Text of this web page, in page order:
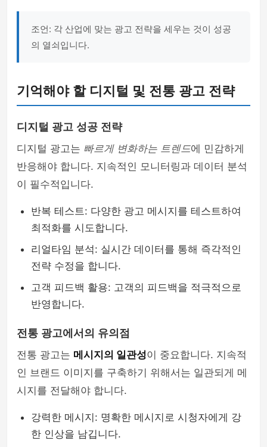
조언: 각 산업에 맞는 광고 전략을 세우는 것이 성공
의 열쇠입니다.
기억해야 할 디지털 및 전통 광고 전략
디지털 광고 성공 전략
디지털 광고는 빠르게 변화하는 트렌드에 민감하게
반응해야 합니다. 지속적인 모니터링과 데이터 분석
이 필수적입니다.
반복 테스트: 다양한 광고 메시지를 테스트하여
최적화를 시도합니다.
리얼타임 분석: 실시간 데이터를 통해 즉각적인
전략 수정을 합니다.
고객 피드백 활용: 고객의 피드백을 적극적으로
반영합니다.
전통 광고에서의 유의점
전통 광고는 메시지의 일관성이 중요합니다. 지속적
인 브랜드 이미지를 구축하기 위해서는 일관되게 메
시지를 전달해야 합니다.
강력한 메시지: 명확한 메시지로 시청자에게 강
한 인상을 남깁니다.